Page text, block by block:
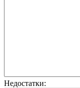
Недостатки: